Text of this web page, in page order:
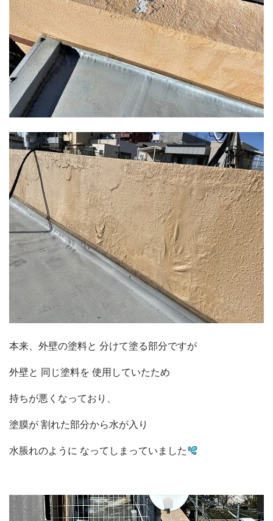
本来、 外壁の塗料と 分けて塗る部分ですが
外壁と 同じ塗料を 使用していたため
持ちが悪くなっており、
塗膜が 割れた部分から水が入り
水脹れのように なってしまっていました